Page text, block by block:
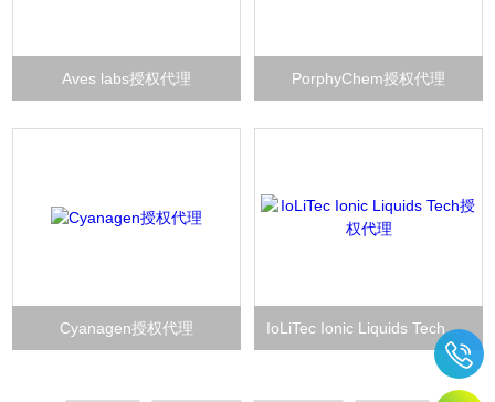
Aves labs授权代理 PorphyChem授权代理
Cyanagen授权代理 IoLiTec Ionic Liquids Tech授权代理